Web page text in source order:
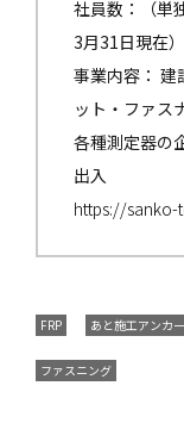
社員数：（単
3月31日現在）
事業内容： 建
ット・ファス
各種測定器の
出入
https://
FRP あと施工アンカー
ファスニング